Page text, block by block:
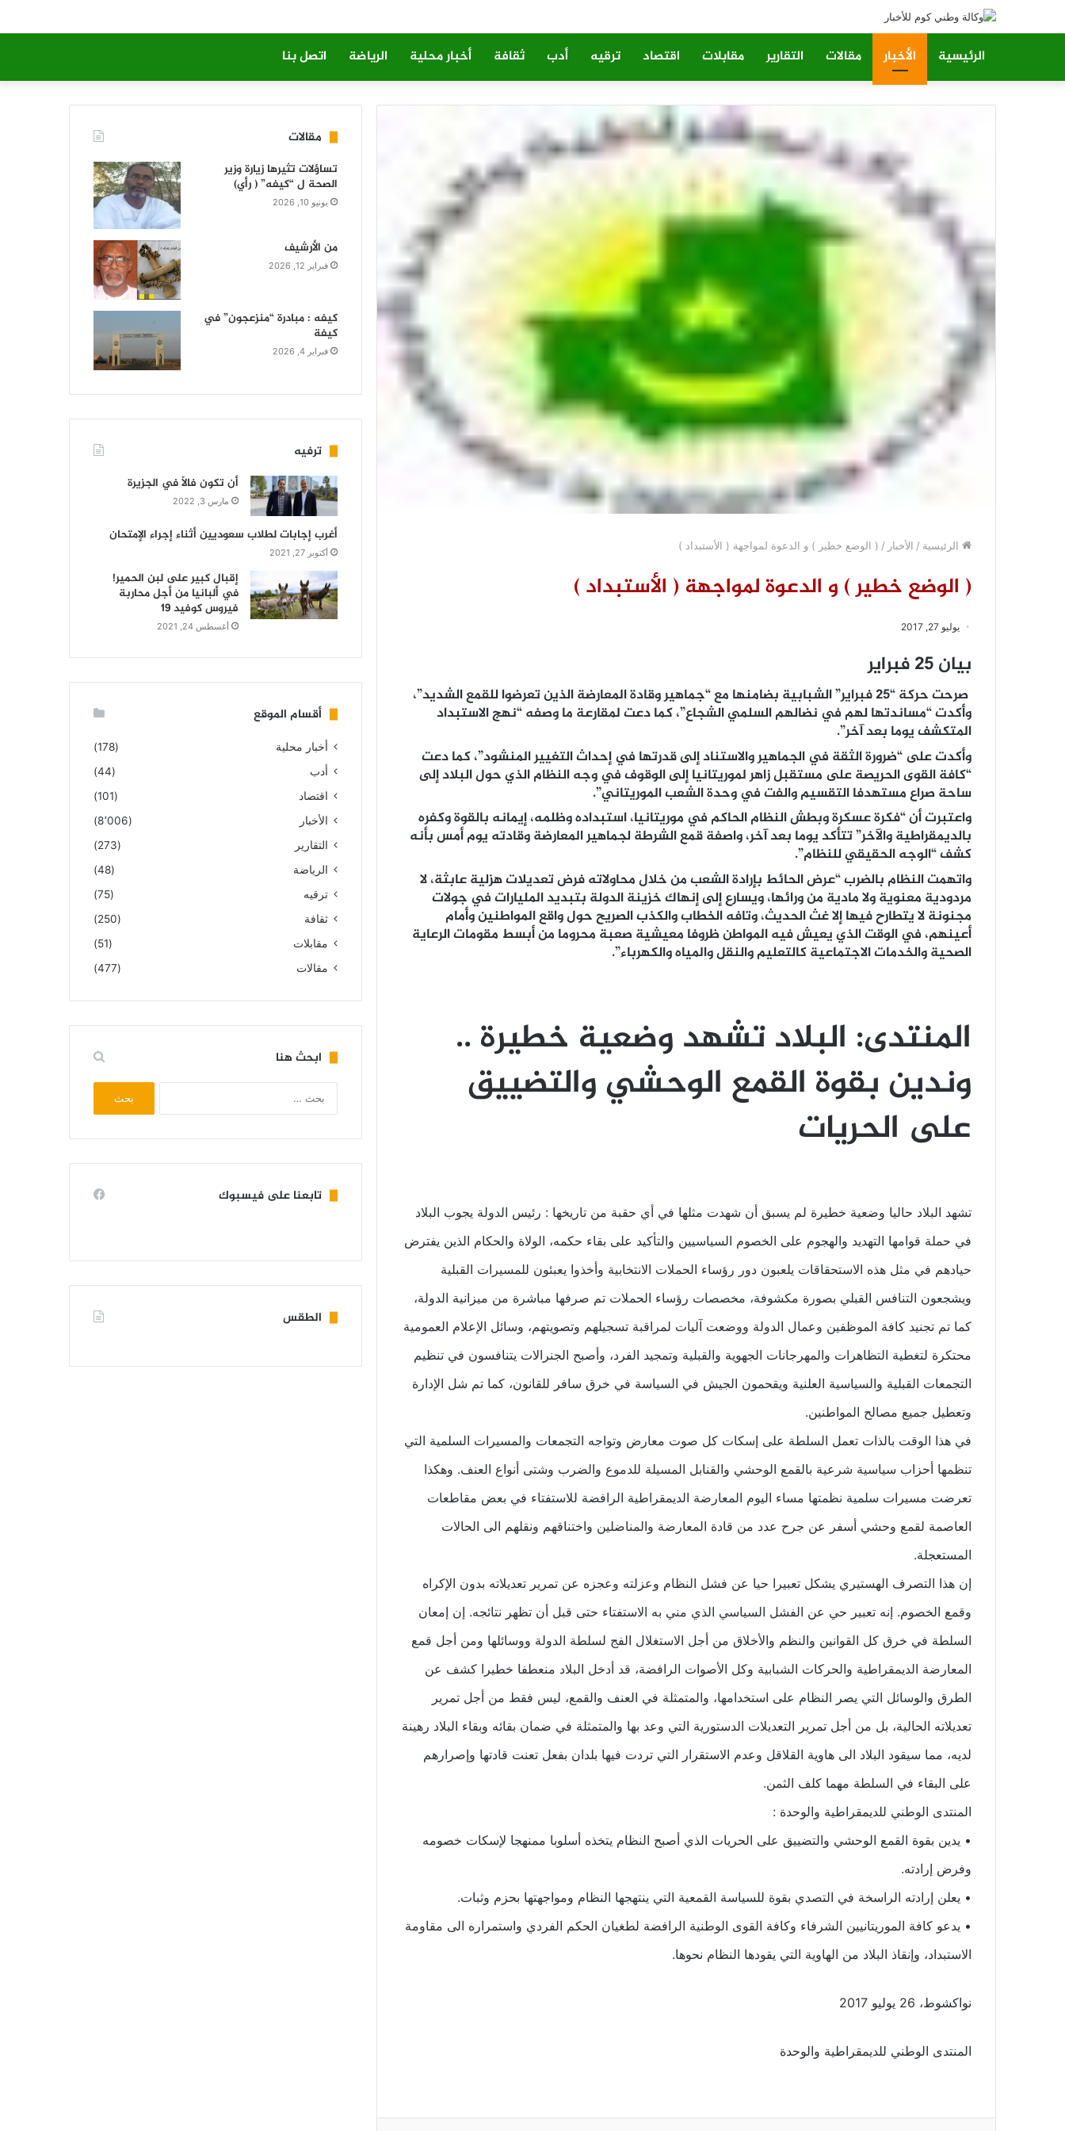
الرئيسية الأخبار مقالات التقارير مقابلات اقتصاد ترقيه أدب ثقافة أخبار محلية الرياضة اتصل بنا
الرئيسية / الأخبار / ( الوضع خطير ) و الدعوة لمواجهة ( الأستبداد )
( الوضع خطير ) و الدعوة لمواجهة ( الأستبداد )
يوليو 27, 2017
بيان 25 فبراير
صرحت حركة “25 فبراير” الشبابية بضامنها مع “جماهير وقادة المعارضة الذين تعرضوا للقمع الشديد”،
وأكدت “مساندتها لهم في نضالهم السلمي الشجاع”، كما دعت لمقارعة ما وصفه “نهج الاستبداد
المتكشف يوما بعد آخر”.
وأكدت على “ضرورة الثقة في الجماهير والاستناد إلى قدرتها في إحداث التغيير المنشود”، كما دعت
“كافة القوى الحريصة على مستقبل زاهر لموريتانيا إلى الوقوف في وجه النظام الذي حول البلاد إلى
ساحة صراع مستهدفا التقسيم والفت في وحدة الشعب الموريتاني”.
واعتبرت أن “فكرة عسكرة وبطش النظام الحاكم في موريتانيا، استبداده وظلمه، إيمانه بالقوة وكفره
بالديمقراطية والآخر” تتأكد يوما بعد آخر، واصفة قمع الشرطة لجماهير المعارضة وقادته يوم أمس بأنه
كشف “الوجه الحقيقي للنظام”.
واتهمت النظام بالضرب “عرض الحائط بإرادة الشعب من خلال محاولاته فرض تعديلات هزلية عابثة، لا
مردودية معنوية ولا مادية من ورائها، ويسارع إلى إنهاك خزينة الدولة بتبديد المليارات في جولات
مجنونة لا يتطارح فيها إلا غث الحديث، وتافه الخطاب والكذب الصريح حول واقع المواطنين وأمام
أعينهم، في الوقت الذي يعيش فيه المواطن ظروفا معيشية صعبة محروما من أبسط مقومات الرعاية
الصحية والخدمات الاجتماعية كالتعليم والنقل والمياه والكهرباء”.
المنتدى: البلاد تشهد وضعية خطيرة ..
وندين بقوة القمع الوحشي والتضييق
على الحريات
تشهد البلاد حاليا وضعية خطيرة لم يسبق أن شهدت مثلها في أي حقبة من تاريخها : رئيس الدولة يجوب البلاد
في حملة قوامها التهديد والهجوم على الخصوم السياسيين والتأكيد على بقاء حكمه، الولاة والحكام الذين يفترض
حيادهم في مثل هذه الاستحقاقات يلعبون دور رؤساء الحملات الانتخابية وأخذوا يعبئون للمسيرات القبلية
ويشجعون التنافس القبلي بصورة مكشوفة، مخصصات رؤساء الحملات تم صرفها مباشرة من ميزانية الدولة،
كما تم تجنيد كافة الموظفين وعمال الدولة ووضعت آليات لمراقبة تسجيلهم وتصويتهم، وسائل الإعلام العمومية
محتكرة لتغطية التظاهرات والمهرجانات الجهوية والقبلية وتمجيد الفرد، وأصبح الجنرالات يتنافسون في تنظيم
التجمعات القبلية والسياسية العلنية ويقحمون الجيش في السياسة في خرق سافر للقانون، كما تم شل الإدارة
وتعطيل جميع مصالح المواطنين.
في هذا الوقت بالذات تعمل السلطة على إسكات كل صوت معارض وتواجه التجمعات والمسيرات السلمية التي
تنظمها أحزاب سياسية شرعية بالقمع الوحشي والقنابل المسيلة للدموع والضرب وشتى أنواع العنف. وهكذا
تعرضت مسيرات سلمية نظمتها مساء اليوم المعارضة الديمقراطية الرافضة للاستفتاء في بعض مقاطعات
العاصمة لقمع وحشي أسفر عن جرح عدد من قادة المعارضة والمناضلين واختناقهم ونقلهم الى الحالات
المستعجلة.
إن هذا التصرف الهستيري يشكل تعبيرا حيا عن فشل النظام وعزلته وعجزه عن تمرير تعديلاته بدون الإكراه
وقمع الخصوم. إنه تعبير حي عن الفشل السياسي الذي مني به الاستفتاء حتى قبل أن تظهر نتائجه. إن إمعان
السلطة في خرق كل القوانين والنظم والأخلاق من أجل الاستغلال الفج لسلطة الدولة ووسائلها ومن أجل قمع
المعارضة الديمقراطية والحركات الشبابية وكل الأصوات الرافضة، قد أدخل البلاد منعطفا خطيرا كشف عن
الطرق والوسائل التي يصر النظام على استخدامها، والمتمثلة في العنف والقمع، ليس فقط من أجل تمرير
تعديلاته الحالية، بل من أجل تمرير التعديلات الدستورية التي وعد بها والمتمثلة في ضمان بقائه وبقاء البلاد رهينة
لديه، مما سيقود البلاد الى هاوية القلاقل وعدم الاستقرار التي تردت فيها بلدان بفعل تعنت قادتها وإصرارهم
على البقاء في السلطة مهما كلف الثمن.
المنتدى الوطني للديمقراطية والوحدة :
• يدين بقوة القمع الوحشي والتضييق على الحريات الذي أصبح النظام يتخذه أسلوبا ممنهجا لإسكات خصومه
وفرض إرادته.
• يعلن إرادته الراسخة في التصدي بقوة للسياسة القمعية التي ينتهجها النظام ومواجهتها بحزم وثبات.
• يدعو كافة الموريتانيين الشرفاء وكافة القوى الوطنية الرافضة لطغيان الحكم الفردي واستمراره الى مقاومة
الاستبداد، وإنقاذ البلاد من الهاوية التي يقودها النظام نحوها.
نواكشوط، 26 يوليو 2017
المنتدى الوطني للديمقراطية والوحدة
مقالات
تساؤلات تثيرها زيارة وزير
الصحة ل “كيفه” ( رأي)
يونيو 10, 2026
من الأرشيف
فبراير 12, 2026
كيفه : مبادرة “منزعجون” في
كيفة
فبراير 4, 2026
ترفيه
أن تكون فالاً في الجزيرة
مارس 3, 2022
أغرب إجابات لطلاب سعوديين أثناء إجراء الإمتحان
أكتوبر 27, 2021
إقبال كبير على لبن الحمير!
في ألبانيا من أجل محاربة
فيروس كوفيد 19
أغسطس 24, 2021
أقسام الموقع
أخبار محلية
(178)
أدب
(44)
اقتصاد
(101)
الأخبار
(8٬006)
التقارير
(273)
الرياضة
(48)
ترقيه
(75)
ثقافة
(250)
مقابلات
(51)
مقالات
(477)
ابحث هنا
تابعنا على فيسبوك
الطقس